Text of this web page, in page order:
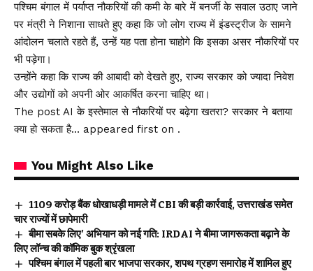
पश्चिम बंगाल में पर्याप्त नौकरियों की कमी के बारे में बनर्जी के सवाल उठाए जाने
पर मंत्री ने निशाना साधते हुए कहा कि जो लोग राज्य में इंडस्ट्रीज के सामने
आंदोलन चलाते रहते हैं, उन्हें यह पता होना चाहोगे कि इसका असर नौकरियों पर
भी पड़ेगा।
उन्होंने कहा कि राज्य की आबादी को देखते हुए, राज्य सरकार को ज्यादा निवेश
और उद्योगों को अपनी ओर आकर्षित करना चाहिए था।
The post AI के इस्तेमाल से नौकरियों पर बढ़ेगा खतरा? सरकार ने बताया
क्या हो सकता है… appeared first on .
You Might Also Like
₹1109 करोड़ बैंक धोखाधड़ी मामले में CBI की बड़ी कार्रवाई, उत्तराखंड समेत
चार राज्यों में छापेमारी
बीमा सबके लिए’ अभियान को नई गति: IRDAI ने बीमा जागरूकता बढ़ाने के
लिए लॉन्च की कॉमिक बुक श्रृंखला
पश्चिम बंगाल में पहली बार भाजपा सरकार, शपथ ग्रहण समारोह में शामिल हुए